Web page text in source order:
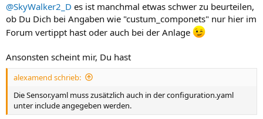
@SkyWalker2_D es ist manchmal etwas schwer zu beurteilen,
ob Du Dich bei Angaben wie "custum_componets" nur hier im
Forum vertippt hast oder auch bei der Anlage
Ansonsten scheint mir, Du hast
alexamend schrieb:
Die Sensor.yaml muss zusätzlich auch in der configuration.yaml
unter include angegeben werden.